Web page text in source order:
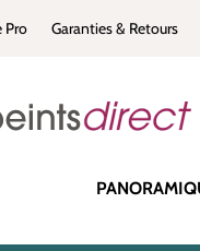
navigation principale
Pro Garanties & Retours